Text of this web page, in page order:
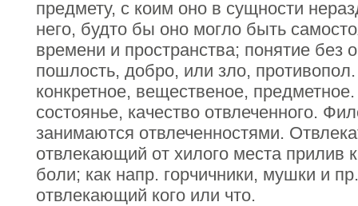
предмету, с коим оно в сущности
него, будто бы оно могло быть
времени и пространства; понятие без
пошлость, добро, или зло,
конкретное, вещественое,
состоянье, качество отвлеченного.
занимаются отвлеченностями.
отвлекающий от хилого места прилив
боли; как напр. горчичники, мушки и
отвлекающий кого или что.